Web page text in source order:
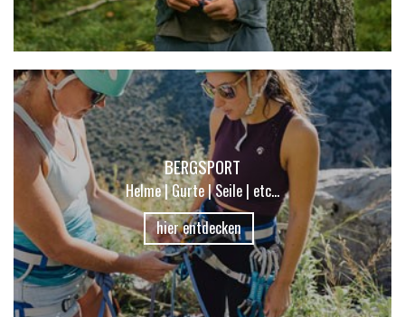
BERGSPORT
Helme | Gurte | Seile | etc...
hier entdecken